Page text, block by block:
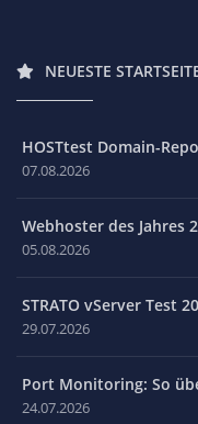
NEUESTE
HOSTtest Domain-
07.08.2026
Webhoster des Jahres
05.08.2026
STRATO vServer Test
29.07.2026
Port Monitoring: So
24.07.2026